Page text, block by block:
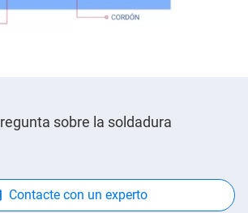
sobre la soldadura
Contacte con un experto